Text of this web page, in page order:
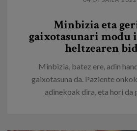
Minbizia eta
gaixotasunari modu
heltzearen
Minbizia, batez ere, adin
gaixotasuna da. Paziente
adinekoak dira, eta hori da